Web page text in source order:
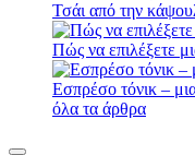
Τσάι από την
Πώς να επιλέξετε
Εσπρέσο τόνικ –
όλα τα άρθρα